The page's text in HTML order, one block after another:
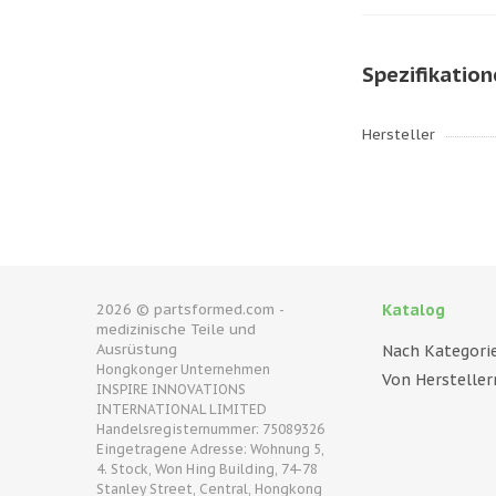
Hersteller
2026 © partsformed.com -
medizinische Teile und
Ausrüstung
Hongkonger Unternehmen
INSPIRE INNOVATIONS
INTERNATIONAL LIMITED
Handelsregisternummer: 75089326
Eingetragene Adresse: Wohnung 5,
4. Stock, Won Hing Building, 74-78
Stanley Street, Central, Hongkong
Katalog
Nach
Von